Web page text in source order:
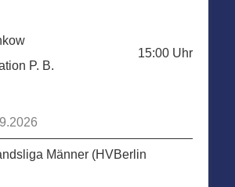
P. B.
15:00 Uhr
Männer (HVBerlin